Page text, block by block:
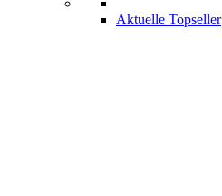
Aktuelle Topseller